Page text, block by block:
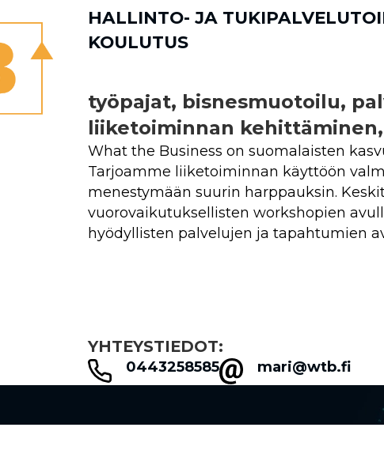
HALLINTO- JA
KOULUTUS
työpajat, bisnesmuotoilu,
liiketoiminnan
What the Business on suomalaisten
Tarjoamme liiketoiminnan käyttöön
menestymään suurin harppauksin.
vuorovaikutuksellisten workshopien
hyödyllisten palvelujen ja tapahtumien
YHTEYSTIEDOT:
0443258585 mari@wtb.fi